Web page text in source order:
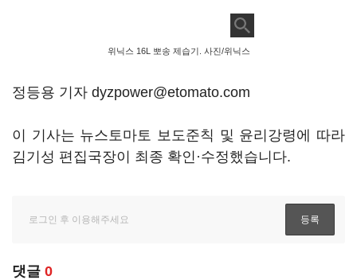
위닉스 16L 뽀송 제습기. 사진/위닉스
정등용 기자 dyzpower@etomato.com
이 기사는 뉴스토마토 보도준칙 및 윤리강령에 따라
김기성 편집국장이 최종 확인·수정했습니다.
댓글 0